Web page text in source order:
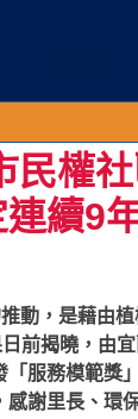
民權
續9
動，是藉由
前揭曉，由
服務模範獎
謝里長、環